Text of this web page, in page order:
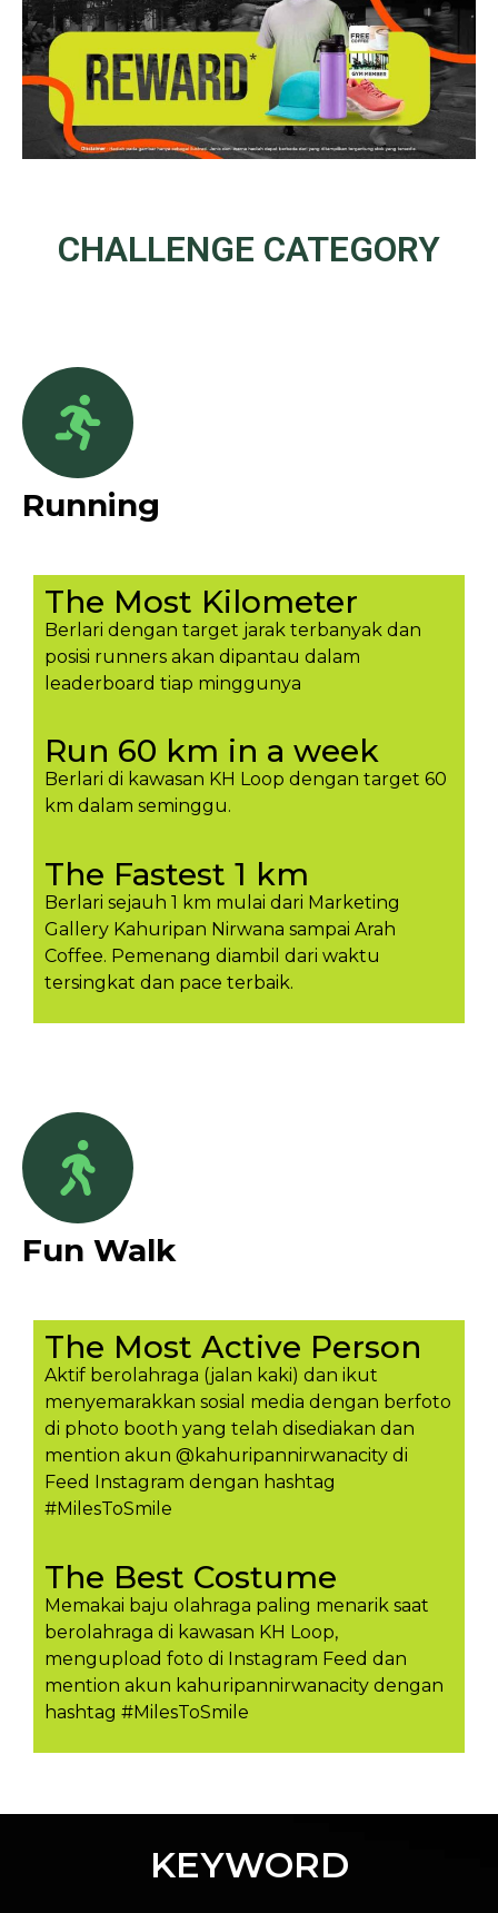
CHALLENGE CATEGORY
Running
The Most Kilometer
Berlari dengan target jarak terbanyak dan
posisi runners akan dipantau dalam
leaderboard tiap minggunya​
Run 60 km in a week
Berlari di kawasan KH Loop dengan target 60
km dalam seminggu.​
The Fastest 1 km
Berlari sejauh 1 km mulai dari Marketing
Gallery Kahuripan Nirwana sampai Arah
Coffee. Pemenang diambil dari waktu
tersingkat dan pace terbaik.
Fun Walk
The Most Active Person
Aktif berolahraga (jalan kaki) dan ikut
menyemarakkan sosial media dengan berfoto
di photo booth yang telah disediakan dan
mention akun @kahuripannirwanacity di
Feed Instagram dengan hashtag
#MilesToSmile
The Best Costume
Memakai baju olahraga paling menarik saat
berolahraga di kawasan KH Loop,
mengupload foto di Instagram Feed dan
mention akun kahuripannirwanacity dengan
hashtag #MilesToSmil​e
KEYWORD